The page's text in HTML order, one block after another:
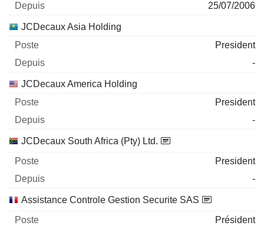
25/07/2006
JCDecaux Asia Holding
President
-
JCDecaux America Holding
President
-
JCDecaux South Africa (Pty) Ltd.
President
-
Assistance Controle Gestion Securite SAS
Président